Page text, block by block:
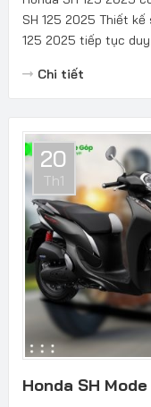
SH 125 2025 Thiết
125 2025 tiếp tục
Chi tiết
20
Th1
Honda SH